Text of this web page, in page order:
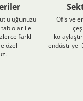
tablolar ile
farklı
özel
Ofis ve
endüstriyel